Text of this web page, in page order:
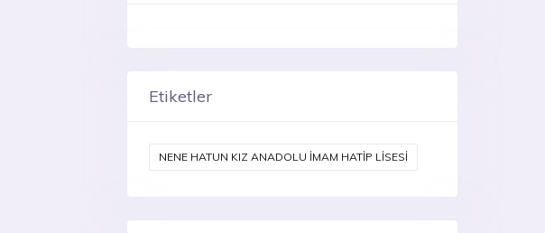
Etiketler
NENE HATUN KIZ ANADOLU İMAM HATİP LİSESİ